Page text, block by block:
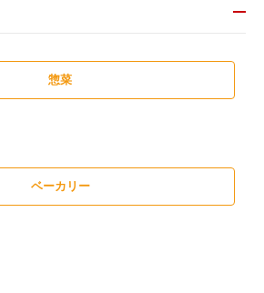
惣菜
ベーカリー